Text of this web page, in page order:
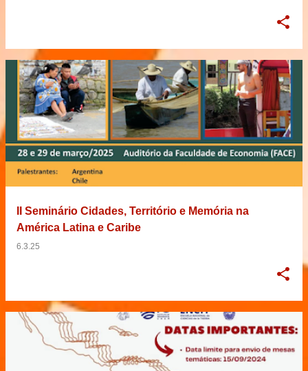
II Seminário Cidades, Território e Memória na
América Latina e Caribe
6.3.25